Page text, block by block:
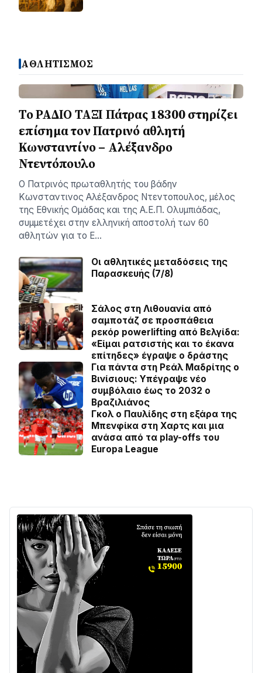
ΑΘΛΗΤΙΣΜΟΣ
Το ΡΑΔΙΟ ΤΑΞΙ Πάτρας 18300 στηρίζει
επίσημα τον Πατρινό αθλητή
Κωνσταντίνο – Αλέξανδρο
Ντεντόπουλο
Ο Πατρινός πρωταθλητής του βάδην
Κωνσταντινος Αλέξανδρος Ντεντοπουλος, μέλος
της Εθνικής Ομάδας και της Α.Ε.Π. Ολυμπιάδας,
συμμετέχει στην ελληνική αποστολή των 60
αθλητών για το Ε…
Οι αθλητικές μεταδόσεις της
Παρασκευής (7/8)
Σάλος στη Λιθουανία από
σαμποτάζ σε προσπάθεια
ρεκόρ powerlifting από Βελγίδα:
«Είμαι ρατσιστής και το έκανα
επίτηδες» έγραψε ο δράστης
Για πάντα στη Ρεάλ Μαδρίτης ο
Βινίσιους: Yπέγραψε νέο
συμβόλαιο έως το 2032 ο
Βραζιλιάνος
Γκολ ο Παυλίδης στη εξάρα της
Μπενφίκα στη Χαρτς και μια
ανάσα από τα play-offs του
Europa League